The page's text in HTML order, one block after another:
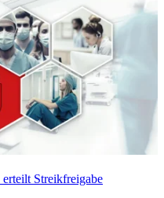
Streikfreigabe